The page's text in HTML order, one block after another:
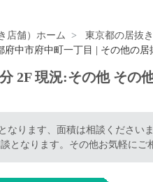
店舗）ホーム 東京都の居抜
府中市府中町一丁目 | その他の居
2F 現況:その他 その
なります、面積は相談ください
となります。その他お気軽にご